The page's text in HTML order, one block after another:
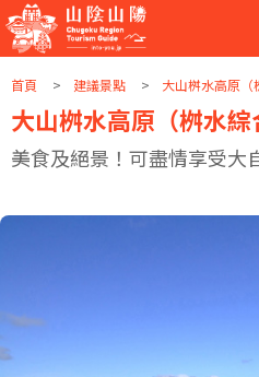
首頁 建議景點 大山桝水高原（
大山桝水高原（桝水綜
美食及絕景！可盡情享受大